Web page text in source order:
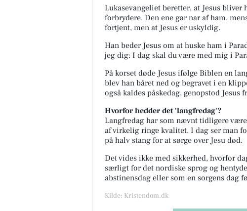
Lukasevangeliet beretter, at Jesus
forbrydere. Den ene gør nar af ham,
fortjent, men at Jesus er uskyldig.
Han beder Jesus om at huske ham i
jeg dig: I dag skal du være med mig i
På korset døde Jesus ifølge Biblen en
blev han båret ned og begravet i en
også kaldes påskedag, genopstod Jesus
Hvorfor hedder det 'langfredag'?
Langfredag har som nævnt tidligere
af virkelig ringe kvalitet. I dag ser man
på halv stang for at sørge over Jesu død.
Det vides ikke med sikkerhed, hvorfor
særligt for det nordiske sprog og
abstinensdag eller som en sorgens dag
Kilde: Kristendom.dk